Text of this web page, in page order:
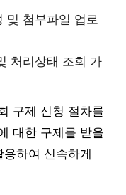
및 첨부파일 업로
처리상태 조회 가
구제 신청 절차를
대한 구제를 받을
하여 신속하게